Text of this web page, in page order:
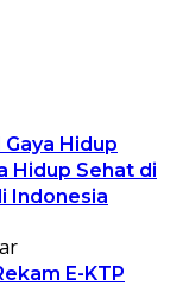
Hidup
Hidup Sehat di
Indonesia
E-KTP